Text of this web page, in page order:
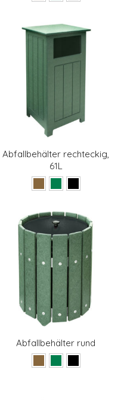
Abfallbehälter rechteckig,
61L
Abfallbehälter rund